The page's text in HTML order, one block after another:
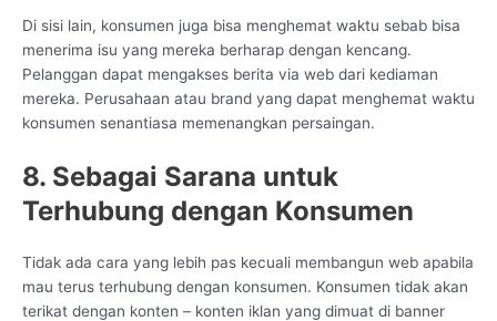
Di sisi lain, konsumen juga bisa menghemat waktu sebab bisa
menerima isu yang mereka berharap dengan kencang.
Pelanggan dapat mengakses berita via web dari kediaman
mereka. Perusahaan atau brand yang dapat menghemat waktu
konsumen senantiasa memenangkan persaingan.
8. Sebagai Sarana untuk
Terhubung dengan Konsumen
Tidak ada cara yang lebih pas kecuali membangun web apabila
mau terus terhubung dengan konsumen. Konsumen tidak akan
terikat dengan konten – konten iklan yang dimuat di banner